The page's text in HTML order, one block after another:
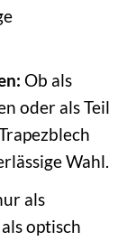
Ob als
oder als Teil
Wahl.
als
optisch